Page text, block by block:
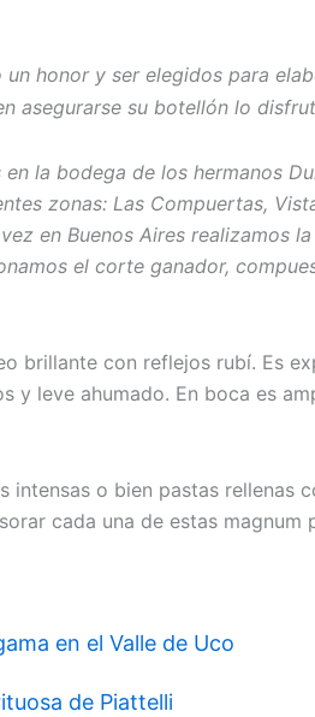
un honor y ser elegidos para
asegurarse su botellón lo
la bodega de los hermanos
zonas: Las Compuertas,
en Buenos Aires realizamos
el corte ganador,
brillante con reflejos rubí. Es
leve ahumado. En boca es
intensas o bien pastas
cada una de estas magnum
en el Valle de Uco
de Piattelli